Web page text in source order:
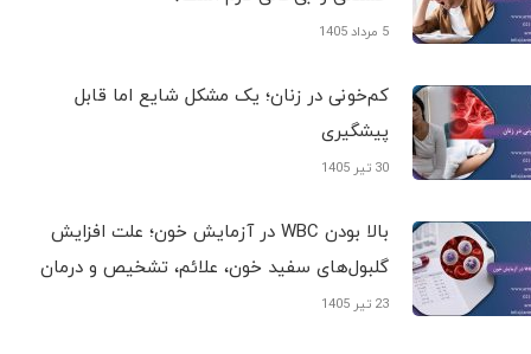
5 مرداد 1405
کم‌خونی در زنان؛ یک مشکل شایع اما قابل
پیشگیری
30 تیر 1405
بالا بودن WBC در آزمایش خون؛ علت افزایش
گلبول‌های سفید خون، علائم، تشخیص و درمان
23 تیر 1405